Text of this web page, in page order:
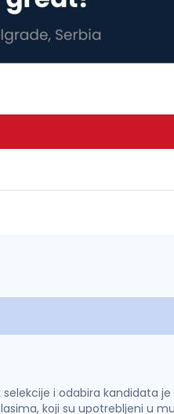
i odabira kandidata
koji su upotrebljeni u